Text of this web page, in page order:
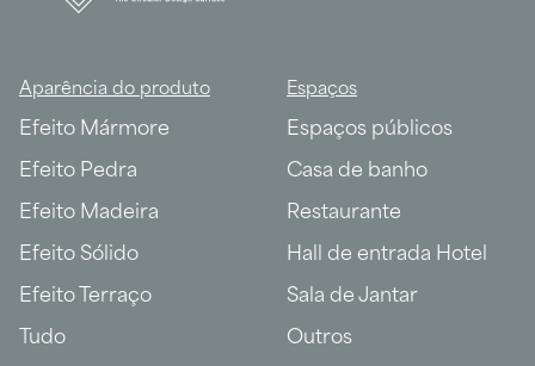
Aparência do produto
Efeito Mármore
Efeito Pedra
Efeito Madeira
Efeito Sólido
Efeito Terraço
Tudo
Espaços
Espaços públicos
Casa de banho
Restaurante
Hall de entrada Hotel
Sala de Jantar
Outros